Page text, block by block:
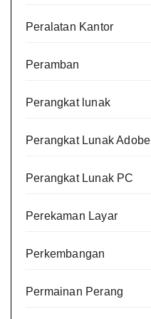
Peralatan Kantor
Peramban
Perangkat lunak
Perangkat Lunak Adobe
Perangkat Lunak PC
Perekaman Layar
Perkembangan
Permainan Perang